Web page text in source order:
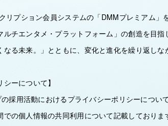
リプション会員システムの「DMMプレミアム」
ルチエンタメ・プラットフォーム」の創造を目
なる未来。」とともに、変化と進化を繰り返しな
シーについて】
採用活動におけるプライバシーポリシーについ
での個人情報の共同利用について記載しておりま